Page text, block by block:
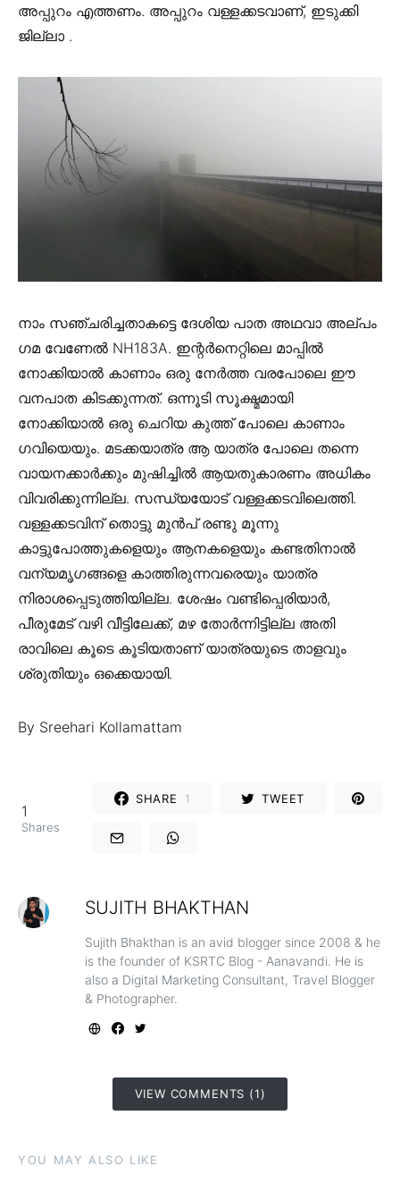
അപ്പുറം എത്തണം. അപ്പുറം വള്ളക്കടവാണ്, ഇടുക്കി
ജില്ലാ .
നാം സഞ്ചരിച്ചതാകട്ടെ ദേശിയ പാത അഥവാ അല്പം
ഗമ വേണേൽ NH183A. ഇന്റർനെറ്റിലെ മാപ്പിൽ
നോക്കിയാൽ കാണാം ഒരു നേർത്ത വരപോലെ ഈ
വനപാത കിടക്കുന്നത്. ഒന്നൂടി സൂക്ഷ്മമായി
നോക്കിയാൽ ഒരു ചെറിയ കുത്ത് പോലെ കാണാം
ഗവിയെയും. മടക്കയാത്ര ആ യാത്ര പോലെ തന്നെ
വായനക്കാർക്കും മുഷിച്ചിൽ ആയതുകാരണം അധികം
വിവരിക്കുന്നില്ല. സന്ധ്യയോട് വള്ളക്കടവിലെത്തി.
വള്ളക്കടവിന് തൊട്ടു മുൻപ് രണ്ടു മൂന്നു
കാട്ടുപോത്തുകളെയും ആനകളെയും കണ്ടതിനാൽ
വന്യമൃഗങ്ങളെ കാത്തിരുന്നവരെയും യാത്ര
നിരാശപ്പെടുത്തിയില്ല. ശേഷം വണ്ടിപ്പെരിയാർ,
പീരുമേട് വഴി വീട്ടിലേക്ക്, മഴ തോർന്നിട്ടില്ല അതി
രാവിലെ കൂടെ കൂടിയതാണ് യാത്രയുടെ താളവും
ശ്രുതിയും ഒക്കെയായി.
By Sreehari Kollamattam
1
Shares
SHARE 1 TWEET
SUJITH BHAKTHAN
Sujith Bhakthan is an avid blogger since 2008 & he
is the founder of KSRTC Blog - Aanavandi. He is
also a Digital Marketing Consultant, Travel Blogger
& Photographer.
VIEW COMMENTS (1)
YOU MAY ALSO LIKE